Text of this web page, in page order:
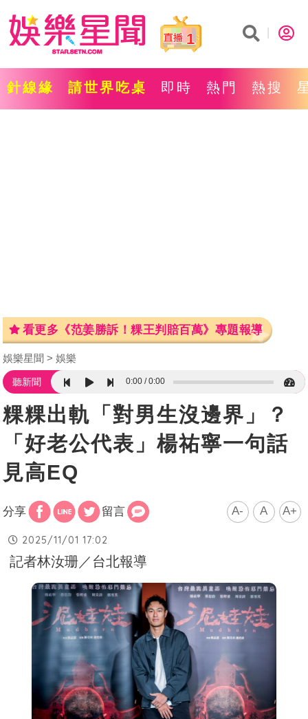
1
針線緣 請世界吃桌 即時 熱門 熱搜
看更多《范姜勝訴！粿王判賠百萬》專題報導
娛樂星聞 娛樂
聽新聞 0:00 0:00
粿粿出軌「對男生沒邊界」？
「好老公代表」楊祐寧一句話
見高EQ
分享 留言 A- A A+
2025/11/01 17:02
記者林汝珊／台北報導